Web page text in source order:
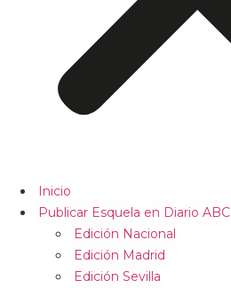
Inicio
Publicar Esquela en Diario ABC
Edición Nacional
Edición Madrid
Edición Sevilla